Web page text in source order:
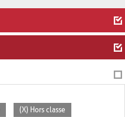
(X) Hors classe